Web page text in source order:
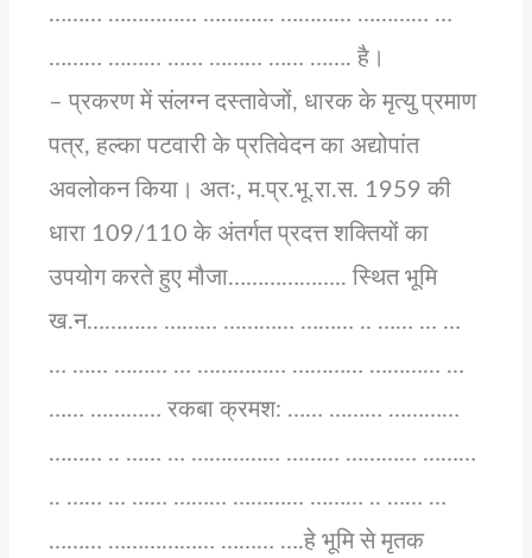
……… …………… ………… ………… ………… …
……… ……… …… ……… …… ……. है।
– प्रकरण में संलग्न दस्तावेजों, धारक के मृत्यु प्रमाण
पत्र, हल्का पटवारी के प्रतिवेदन का अद्योपांत
अवलोकन किया। अतः, म.प्र.भू.रा.स. 1959 की
धारा 109/110 के अंतर्गत प्रदत्त शक्तियों का
उपयोग करते हुए मौजा……………….. स्थित भूमि
ख.न………… ……… ………… ……… .. …… … …
… …… ……… … …………… ………… ………… …
…… ………… रकबा क्रमश: …… ……… …………
……… .. …… … …………… ……… ………… ………
.. …… … …… ……… ………… ……… .. …… …
……… ……………… ……… ….हे भूमि से मृतक